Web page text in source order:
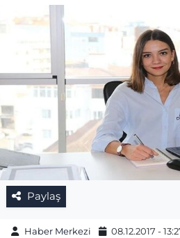
Paylaş
Haber Merkezi 08.12.2017 -
Topluluk Kuralları
Yayın İlkeleri